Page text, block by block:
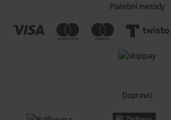
Platební metody
Dopravci